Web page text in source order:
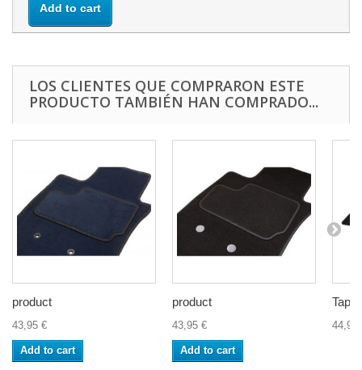
Add to cart
LOS CLIENTES QUE COMPRARON ESTE
PRODUCTO TAMBIÉN HAN COMPRADO...
product
43,95 €
Add to cart
product
43,95 €
Add to cart
44,95